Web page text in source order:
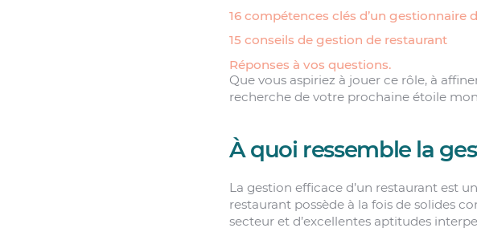
16 compétences clés d’un gestionnaire
15 conseils de gestion de restaurant
Réponses à vos questions.
Que vous aspiriez à jouer ce rôle, à
recherche de votre prochaine étoile
À quoi ressemble la
La gestion efficace d’un restaurant est
restaurant possède à la fois de solides
secteur et d’excellentes aptitudes